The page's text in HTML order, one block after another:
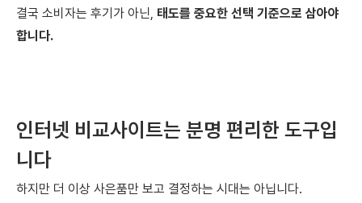
결국 소비자는 후기가 아닌, 태도를 중요한 선택 기준으로 삼아야
합니다.
인터넷 비교사이트는 분명 편리한 도구입
니다
하지만 더 이상 사은품만 보고 결정하는 시대는 아닙니다.